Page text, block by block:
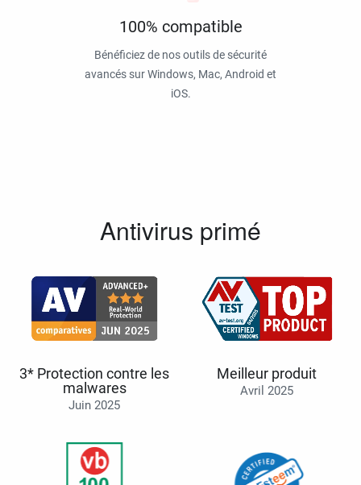
100% compatible
Bénéficiez de nos outils de sécurité
avancés sur Windows, Mac, Android et
iOS.
Antivirus primé
3* Protection contre les
malwares
Juin 2025
Meilleur produit
Avril 2025